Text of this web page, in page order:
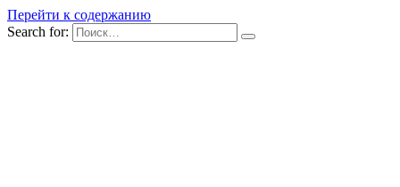
Перейти к содержанию
Search for: